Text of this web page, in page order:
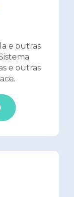
e outras
e outras